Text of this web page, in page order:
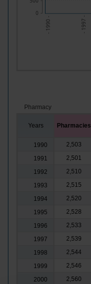
- 1990 - - 1997 -
0
Pharmacy
Years Pharmacies
1990
2,503
1991
2,501
1992
2,510
1993
2,515
1994
2,520
1995
2,528
1996
2,533
1997
2,539
1998
2,544
1999
2,546
2000
2,560